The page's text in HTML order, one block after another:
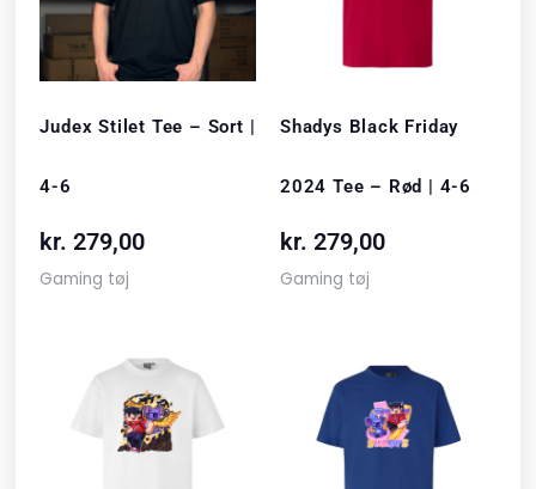
Judex Stilet Tee – Sort |
4-6
kr. 279,00
Gaming tøj
Shadys Black Friday
2024 Tee – Rød | 4-6
kr. 279,00
Gaming tøj